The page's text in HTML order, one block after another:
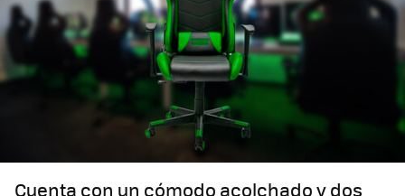
Cuenta con un cómodo acolchado y dos